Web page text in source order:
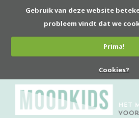
Gebruik van deze website
probleem vindt dat we
Prima!
Cookies?